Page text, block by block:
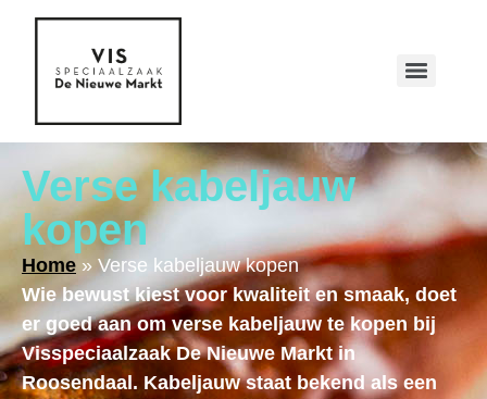
Verse kabeljauw
kopen
Home » Verse kabeljauw kopen
Wie bewust kiest voor kwaliteit en smaak, doet
er goed aan om verse kabeljauw te kopen bij
Visspeciaalzaak De Nieuwe Markt in
Roosendaal. Kabeljauw staat bekend als een